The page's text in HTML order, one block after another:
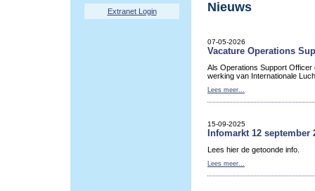
Extranet Login Nieuws
07-05-2026
Vacature Operations
Als Operations Support Officer
werking van Internationale
Lees meer...
15-09-2025
Infomarkt 12 september
Lees hier de getoonde info.
Lees meer...